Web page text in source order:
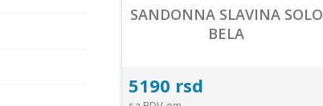
SANDONNA SLAVINA SOLO
BELA
5190 rsd